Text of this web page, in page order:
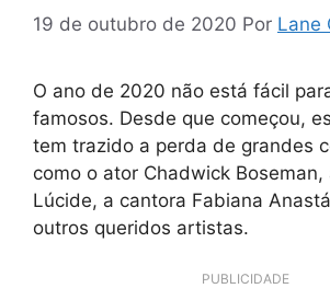
19 de outubro de 2020 Por Lane
O ano de 2020 não está fácil
famosos. Desde que começou,
tem trazido a perda de grandes
como o ator Chadwick Boseman,
Lúcide, a cantora Fabiana
outros queridos artistas.
PUBLICIDADE